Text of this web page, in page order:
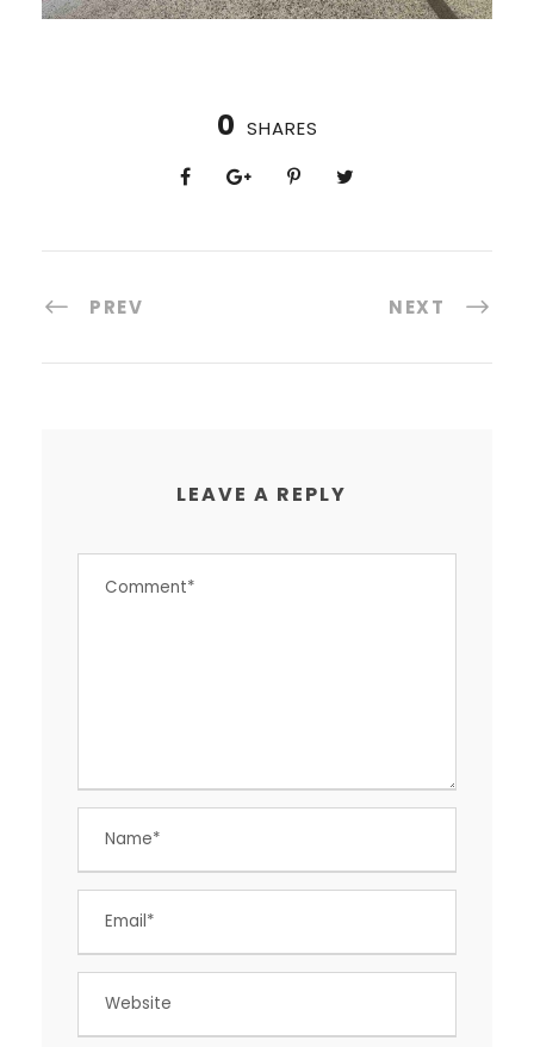
0 SHARES
PREV NEXT
LEAVE A REPLY